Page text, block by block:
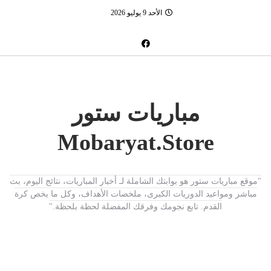
الأحد 9 يوليو 2026
مباريات ستور
Mobaryat.Store
"موقع مباريات ستور هو بوابتك الشاملة لـ أخبار المباريات، نتائج اليوم، بث
مباشر ومواعيد الدوريات الكبرى، ملخصات الأهداف، وكل ما يخص كرة
القدم. تابع نجومك وفرقك المفضلة لحظة بلحظة."